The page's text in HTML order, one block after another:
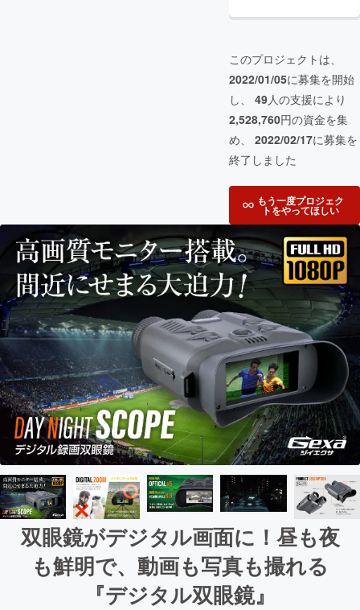
このプロジェクトは、
2022/01/05に募集を開始
し、 49人の支援により
2,528,760円の資金を集
め、 2022/02/17に募集を
終了しました
もう一度プロジェク
トをやってほしい
双眼鏡がデジタル画面に！昼も夜
も鮮明で、動画も写真も撮れる
『デジタル双眼鏡』